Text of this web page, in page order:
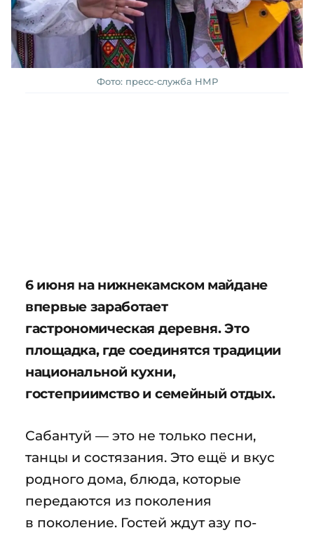
Фото: пресс-служба НМР
6 июня на нижнекамском майдане
впервые заработает
гастрономическая деревня. Это
площадка, где соединятся традиции
национальной кухни,
гостеприимство и семейный отдых.
Сабантуй — это не только песни,
танцы и состязания. Это ещё и вкус
родного дома, блюда, которые
передаются из поколения
в поколение. Гостей ждут азу по-